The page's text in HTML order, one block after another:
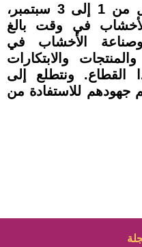
"مع انطلاقه الأسبوع المقبل من 1 إلى 3 سبتمبر،
في وقت بالغ
الأخشاب في
والابتكارات
ونتطلع إلى
جهودهم للاستفادة من